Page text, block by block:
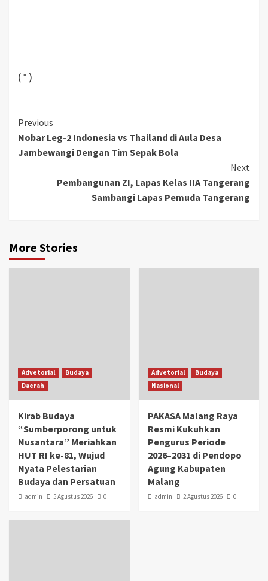
( * )
Previous
Nobar Leg-2 Indonesia vs Thailand di Aula Desa
Jambewangi Dengan Tim Sepak Bola
Next
Pembangunan ZI, Lapas Kelas IIA Tangerang
Sambangi Lapas Pemuda Tangerang
More Stories
Advetorial
Budaya
Daerah
Kirab Budaya
“Sumberporong untuk
Nusantara” Meriahkan
HUT RI ke-81, Wujud
Nyata Pelestarian
Budaya dan Persatuan
admin 5 Agustus 2026 0
Advetorial
Budaya
Nasional
PAKASA Malang Raya
Resmi Kukuhkan
Pengurus Periode
2026–2031 di Pendopo
Agung Kabupaten
Malang
admin 2 Agustus 2026 0